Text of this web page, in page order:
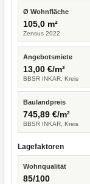
Ø Wohnfläche
105,0 m²
Zensus 2022
Angebotsmiete
13,00 €/m²
BBSR INKAR, Kreis
Baulandpreis
745,89 €/m²
BBSR INKAR, Kreis
Lagefaktoren
Wohnqualität
85/100